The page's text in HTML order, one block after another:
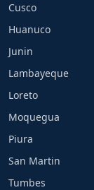
Cusco
Huanuco
Junin
Lambayeque
Loreto
Moquegua
Piura
San Martin
Tumbes